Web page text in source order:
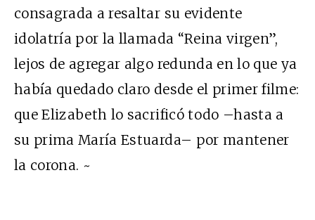
consagrada a resaltar su evidente
idolatría por la llamada “Reina virgen”,
lejos de agregar algo redunda en lo que ya
había quedado claro desde el primer filme:
que Elizabeth lo sacrificó todo –hasta a
su prima María Estuarda– por mantener
la corona. ~